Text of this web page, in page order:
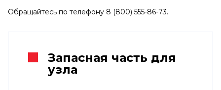
Обращайтесь по телефону 8 (800) 555-86-73.
Запасная часть для
узла